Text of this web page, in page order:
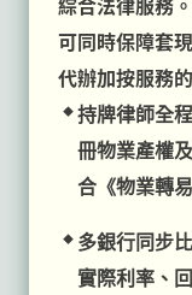
可同時保障套
代辦加按服務
持牌律師全
冊物業產權
合《物業轉
多銀行同步
實際利率、